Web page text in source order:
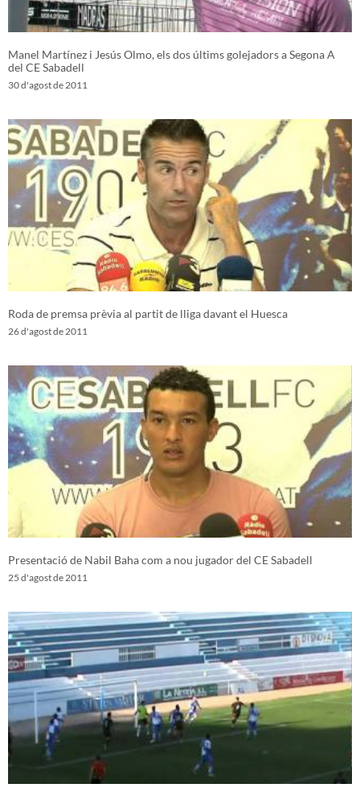
Manel Martínez i Jesús Olmo, els dos últims golejadors a Segona A
del CE Sabadell
30 d'agost de 2011
Roda de premsa prèvia al partit de lliga davant el Huesca
26 d'agost de 2011
Presentació de Nabil Baha com a nou jugador del CE Sabadell
25 d'agost de 2011